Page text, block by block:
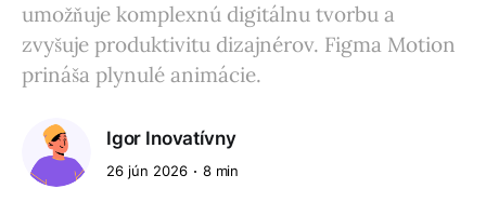
umožňuje komplexnú digitálnu tvorbu a
zvyšuje produktivitu dizajnérov. Figma Motion
prináša plynulé animácie.
Igor Inovatívny
26 jún 2026 8 min